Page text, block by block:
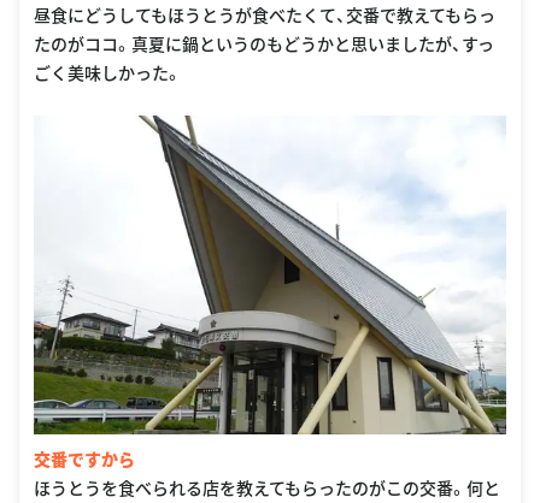
昼食にどうしてもほうとうが食べたくて、交番で教えてもらっ
たのがココ。真夏に鍋というのもどうかと思いましたが、すっ
ごく美味しかった。
交番ですから
ほうとうを食べられる店を教えてもらったのがこの交番。何と